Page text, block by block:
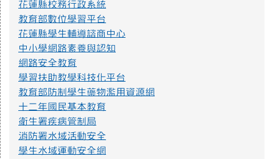
購物詐騙、假交友（投資詐財）詐騙、假買家騙賣家詐騙、假
求職詐騙、色情應召詐財詐騙等。因此，教育部建置「不迷小
紅書，青春不迷途」專區，提供小紅書潛在威脅教育宣導資源
及講師資料，請多加推廣運用。
https://eliteracy.edu.tw/Shorts/xiaohongshu.html
提升社會大眾對身心障礙者權利公約1.jpg
提升社會大眾對身心障礙者權利公約2.jpg
花蓮縣校務行政系統
教育部數位學習平台
花蓮縣學生輔導諮商中心
中小學網路素養與認知
網路安全教育
學習扶助教學科技化平台
教育部防制學生藥物濫用資源網
十二年國民基本教育
衛生署疾病管制局
消防署水域活動安全
學生水域運動安全網